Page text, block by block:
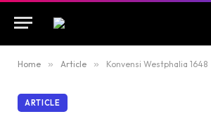
Home » Article » Konvensi Westphalia 1648
ARTICLE